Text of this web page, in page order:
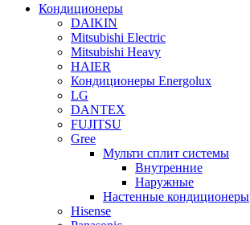
Кондиционеры
DAIKIN
Mitsubishi Electric
Mitsubishi Heavy
HAIER
Кондиционеры Energolux
LG
DANTEX
FUJITSU
Gree
Мульти сплит системы
Внутренние
Наружные
Настенные кондиционеры
Hisense